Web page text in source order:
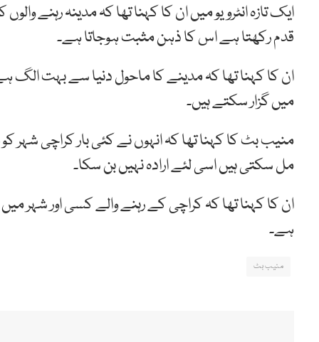
ایک تازہ انٹرویو میں ان کا کہنا تھا کہ مدینہ رہنے
قدم رکھتا ہے اس کا ذہن مثبت ہوجاتا ہے۔
ان کا کہنا تھا کہ مدینے کا ماحول دنیا سے بہت الگ
میں گزار سکتے ہیں۔
منیب بٹ کا کہنا تھا کہ انہوں نے کئی بار کراچی
مل سکتی ہیں اسی لئے ارادہ نہیں بن سکا۔
ان کا کہنا تھا کہ کراچی کے رہنے والے کسی اور شہر
ہے۔
منیب بٹ